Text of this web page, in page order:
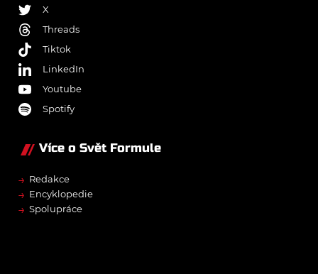
X
Threads
Tiktok
LinkedIn
Youtube
Spotify
Více o Svět Formule
→ Redakce
→ Encyklopedie
→ Spolupráce